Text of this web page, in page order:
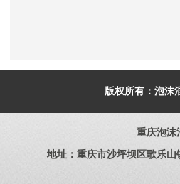
版权所有： 泡沫
重庆泡沫
地址：重庆市沙坪坝区歌乐